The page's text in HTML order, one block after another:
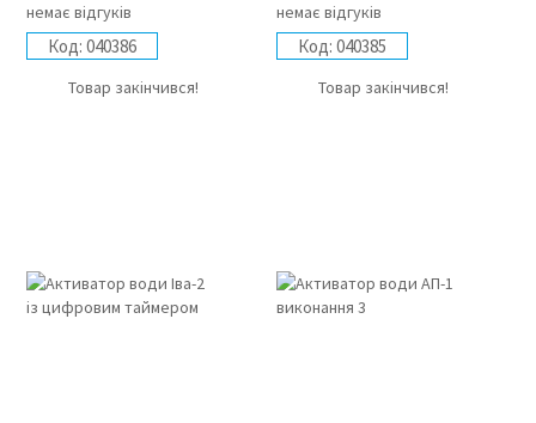
немає відгуків
Код: 040386
Товар закінчився!
немає відгуків
Код: 040385
Товар закінчився!